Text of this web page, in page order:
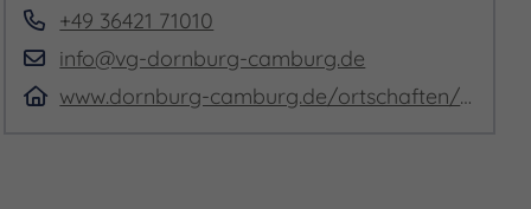
+49 36421 71010
info@vg-dornburg-camburg.de
www.dornburg-camburg.de/ortschaften/camburg/die-cyriaksruine